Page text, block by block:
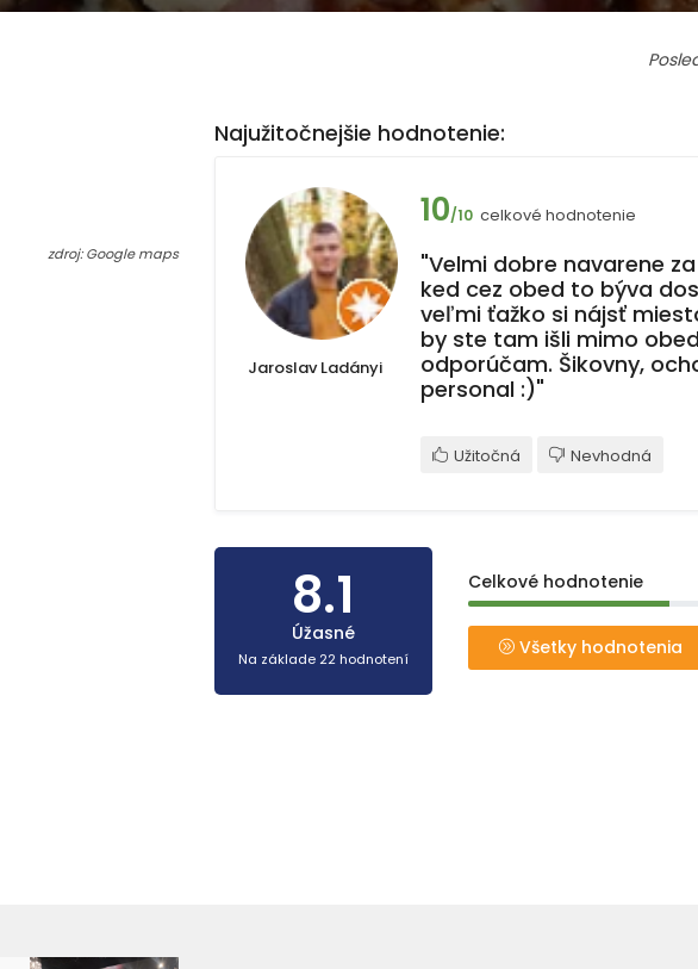
zdroj: Google maps
Najužitočnejšie hodnotenie:
Jaroslav Ladányi
10/10 celkové hodnotenie
"Velmi dobre navarene
ked cez obed to býva
veľmi ťažko si nájsť
by ste tam išli mimo
odporúčam. Šikovny,
personal :)"
Užitočná Nevhodná
8.1
Úžasné
Na základe 22 hodnotení
Celkové hodnotenie
Všetky hodnotenia